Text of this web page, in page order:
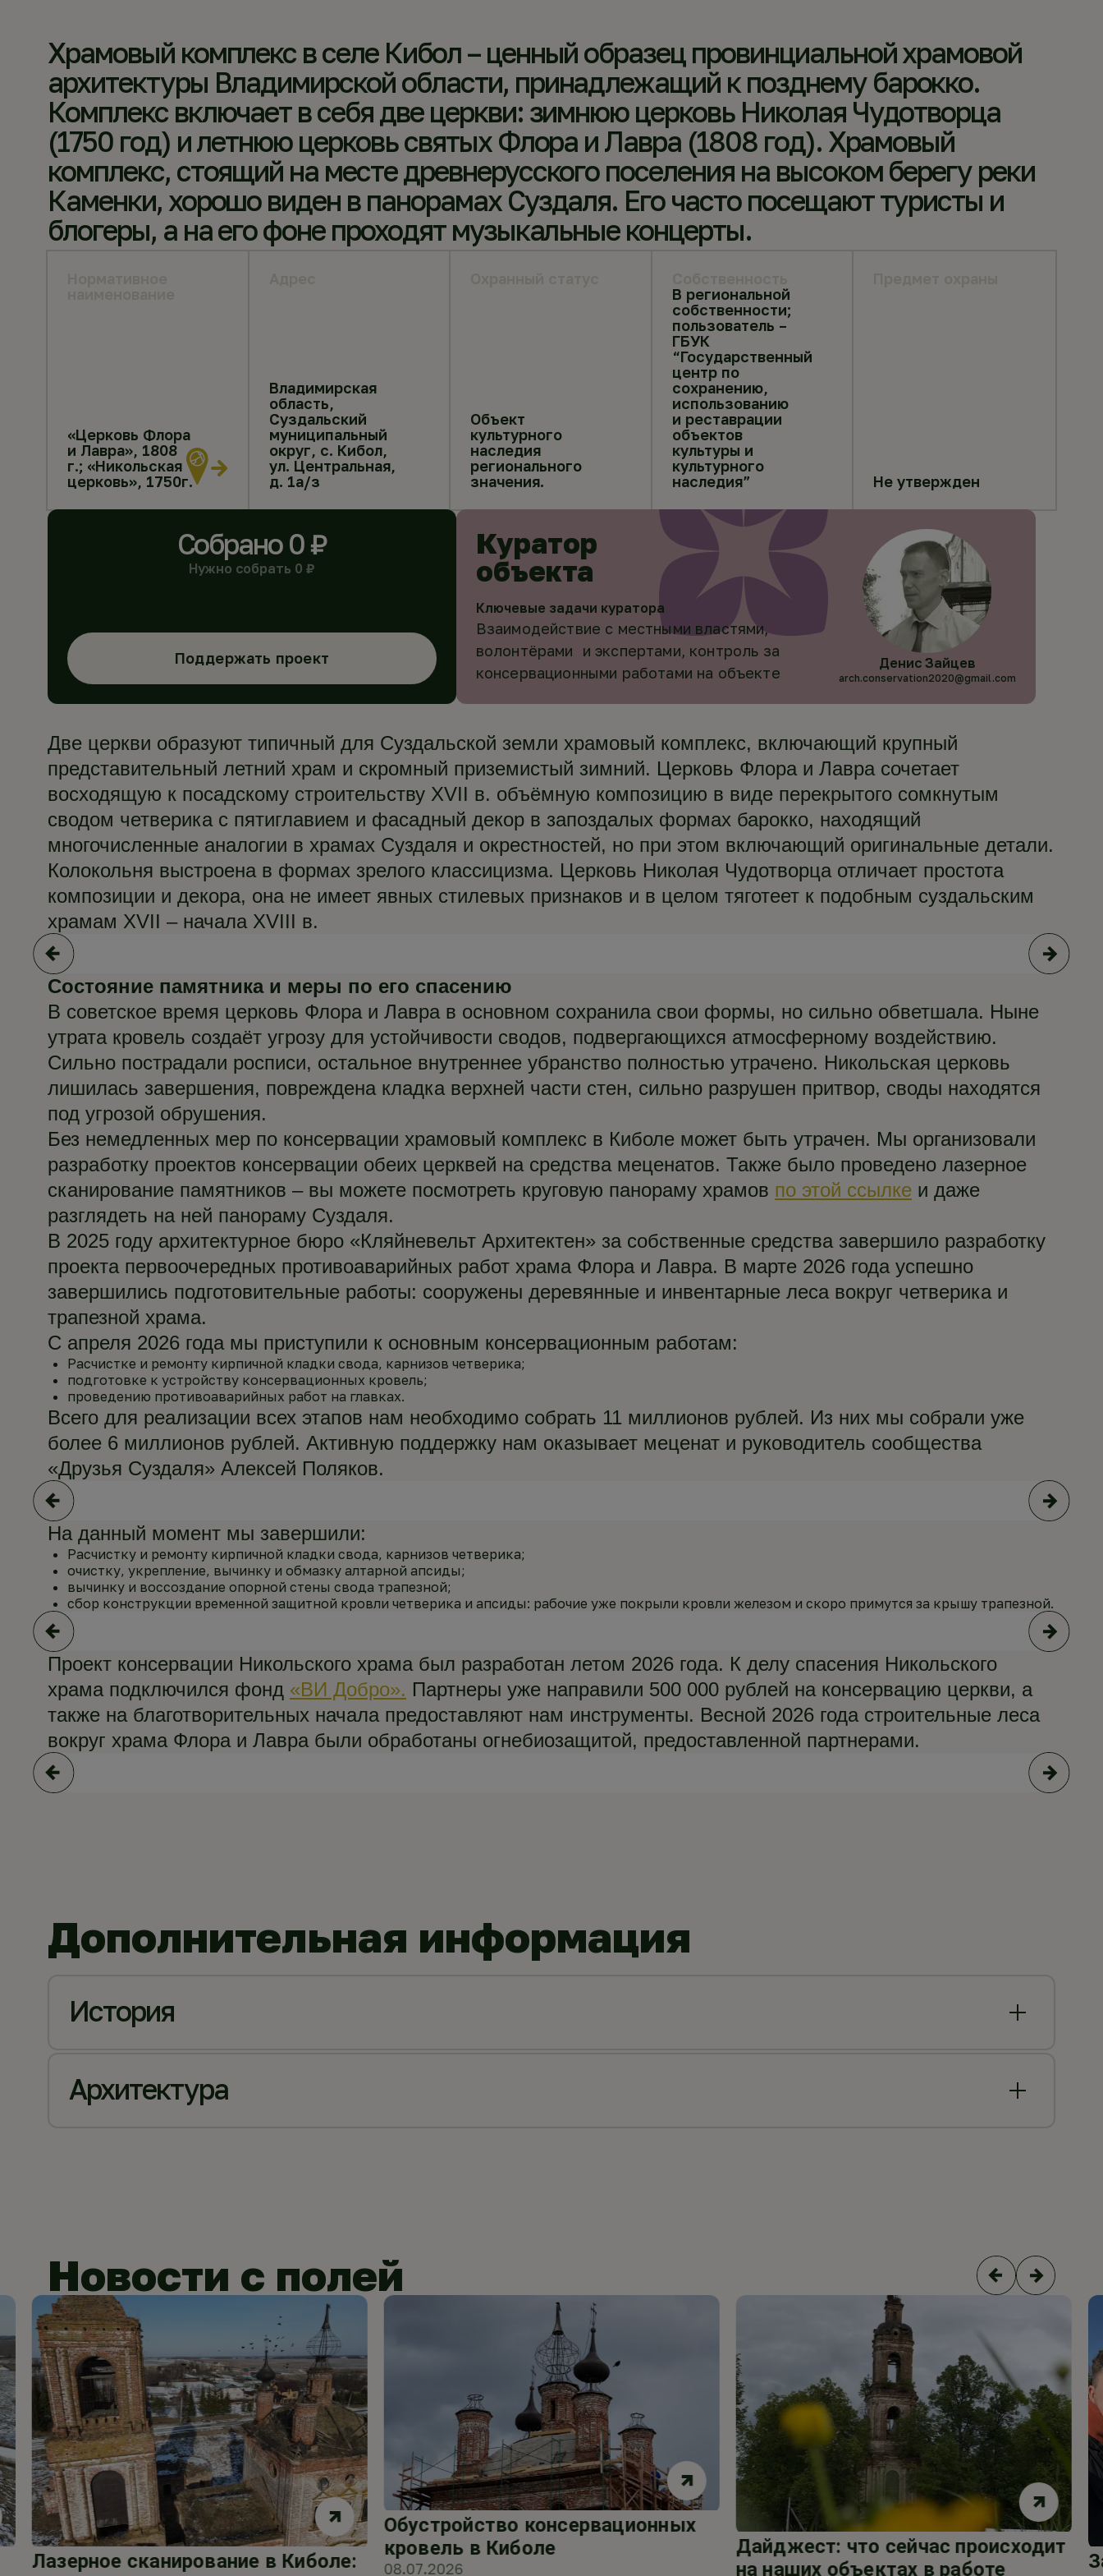
Храмовый комплекс в селе Кибол – ценный образец провинциальной храмовой
архитектуры Владимирской области, принадлежащий к позднему барокко.
Комплекс включает в себя две церкви: зимнюю церковь Николая Чудотворца
(1750 год) и летнюю церковь святых Флора и Лавра (1808 год). Храмовый
комплекс, стоящий на месте древнерусского поселения на высоком берегу реки
Каменки, хорошо виден в панорамах Суздаля. Его часто посещают туристы и
блогеры, а на его фоне проходят музыкальные концерты.
«Церковь Флора
и Лавра», 1808
г.; «Никольская
церковь», 1750г.
Владимирская
область,
Суздальский
муниципальный
округ, с. Кибол,
ул. Центральная,
д. 1а/з
Объект
культурного
наследия
регионального
значения.
В региональной
собственности;
пользователь –
ГБУК
“Государственный
центр по
сохранению,
использованию
и реставрации
объектов
культуры и
культурного
наследия”
Не утвержден
Собрано 0 ₽
Нужно собрать 0 ₽
Поддержать проект
Куратор
объекта
Ключевые задачи куратора
Взаимодействие с местными властями,
волонтёрами и экспертами, контроль за
консервационными работами на объекте
Денис Зайцев
arch.conservation2020@gmail.com
Две церкви образуют типичный для Суздальской земли храмовый комплекс, включающий крупный
представительный летний храм и скромный приземистый зимний. Церковь Флора и Лавра сочетает
восходящую к посадскому строительству XVII в. объёмную композицию в виде перекрытого сомкнутым
сводом четверика с пятиглавием и фасадный декор в запоздалых формах барокко, находящий
многочисленные аналогии в храмах Суздаля и окрестностей, но при этом включающий оригинальные детали.
Колокольня выстроена в формах зрелого классицизма. Церковь Николая Чудотворца отличает простота
композиции и декора, она не имеет явных стилевых признаков и в целом тяготеет к подобным суздальским
храмам XVII – начала XVIII в.
Состояние памятника и меры по его спасению
В советское время церковь Флора и Лавра в основном сохранила свои формы, но сильно обветшала. Ныне
утрата кровель создаёт угрозу для устойчивости сводов, подвергающихся атмосферному воздействию.
Сильно пострадали росписи, остальное внутреннее убранство полностью утрачено. Никольская церковь
лишилась завершения, повреждена кладка верхней части стен, сильно разрушен притвор, своды находятся
под угрозой обрушения.
Без немедленных мер по консервации храмовый комплекс в Киболе может быть утрачен. Мы организовали
разработку проектов консервации обеих церквей на средства меценатов. Также было проведено лазерное
сканирование памятников – вы можете посмотреть круговую панораму храмов по этой ссылке и даже
разглядеть на ней панораму Суздаля.
В 2025 году архитектурное бюро «Кляйневельт Архитектен» за собственные средства завершило разработку
проекта первоочередных противоаварийных работ храма Флора и Лавра. В марте 2026 года успешно
завершились подготовительные работы: сооружены деревянные и инвентарные леса вокруг четверика и
трапезной храма.
С апреля 2026 года мы приступили к основным консервационным работам:
Расчистке и ремонту кирпичной кладки свода, карнизов четверика;
подготовке к устройству консервационных кровель;
проведению противоаварийных работ на главках.
Всего для реализации всех этапов нам необходимо собрать 11 миллионов рублей. Из них мы собрали уже
более 6 миллионов рублей. Активную поддержку нам оказывает меценат и руководитель сообщества
«Друзья Суздаля» Алексей Поляков.
На данный момент мы завершили:
Расчистку и ремонту кирпичной кладки свода, карнизов четверика;
очистку, укрепление, вычинку и обмазку алтарной апсиды;
вычинку и воссоздание опорной стены свода трапезной;
сбор конструкции временной защитной кровли четверика и апсиды: рабочие уже покрыли кровли железом и скоро примутся за крышу трапезной.
Проект консервации Никольского храма был разработан летом 2026 года. К делу спасения Никольского
храма подключился фонд «ВИ Добро». Партнеры уже направили 500 000 рублей на консервацию церкви, а
также на благотворительных начала предоставляют нам инструменты. Весной 2026 года строительные леса
вокруг храма Флора и Лавра были обработаны огнебиозащитой, предоставленной партнерами.
Дополнительная информация
История
Архитектура
Новости с полей
Лазерное сканирование в Киболе:
Обустройство консервационных
кровель в Киболе
08.07.2026
Дайджест: что сейчас происходит
на наших объектах в работе